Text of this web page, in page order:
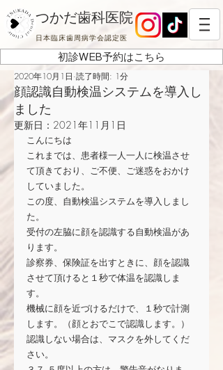
日本臨床歯周病学会認定医
つかだ歯科医院
初診WEB予約はこちら
顔認識自動検温システムを導入し
ました
2020年10月1日 読了時間: 1分
更新日： 2021年11月1日
こんにちは
これまでは、患者様一人一人に検温させ
て頂きており、ご不便、ご迷惑をおかけ
していました。
この度、自動検温システムを導入しまし
た。
受付の左脇に顔を認識する自動検温があ
ります。
診察券、保険証を出すときに、顔を認識
させて頂けると１秒で体温を認識しま
す。
機械に顔を近づけるだけで、１秒で計測
します。（顔とおでこで認識します。）
認識しない場合は、マスクを外してくだ
さい。